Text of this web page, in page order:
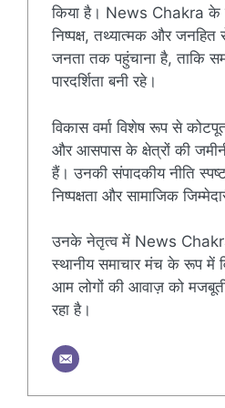
किया है। News Chakra के
निष्पक्ष, तथ्यात्मक और
जनता तक पहुंचाना है, ताकि
पारदर्शिता बनी रहे।
विकास वर्मा विशेष रूप से
और आसपास के क्षेत्रों की
हैं। उनकी संपादकीय नीति
निष्पक्षता और सामाजिक
उनके नेतृत्व में News
स्थानीय समाचार मंच के रूप में
आम लोगों की आवाज़ को
रहा है।